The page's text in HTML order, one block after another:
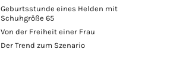
Geburtsstunde eines Helden mit
Schuhgröße 65
Von der Freiheit einer Frau
Der Trend zum Szenario